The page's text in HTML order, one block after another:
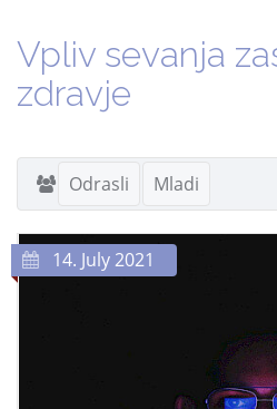
Vpliv sevanja
zdravje
Odrasli Mladi
14. July 2021